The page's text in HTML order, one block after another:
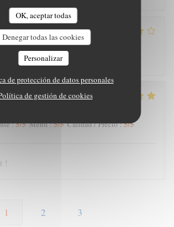
OK, aceptar todas
Denegar todas las cookies
Personalizar
de protección de datos personales
de gestión de cookies
2
/5 Menú:4/5
:5/5 Menú:5/5 Calidad / Precio:5/5
!
1 2 3